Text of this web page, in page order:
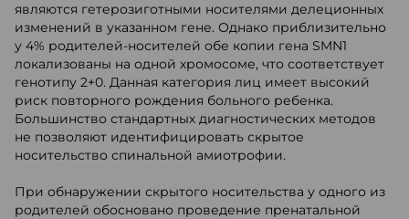
являются гетерозиготными носителями делеционных
изменений в указанном гене. Однако приблизительно
у 4% родителей-носителей обе копии гена SMN1
локализованы на одной хромосоме, что соответствует
генотипу 2+0. Данная категория лиц имеет высокий
риск повторного рождения больного ребенка.
Большинство стандартных диагностических методов
не позволяют идентифицировать скрытое
носительство спинальной амиотрофии.
При обнаружении скрытого носительства у одного из
родителей обосновано проведение пренатальной